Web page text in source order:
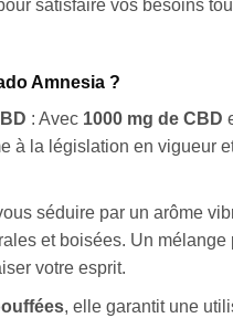
satisfaire vos besoins
Amnesia ?
: Avec 1000 mg de CBD
à la législation en vigueur
séduire par un arôme
et boisées. Un mélange
votre esprit.
, elle garantit une